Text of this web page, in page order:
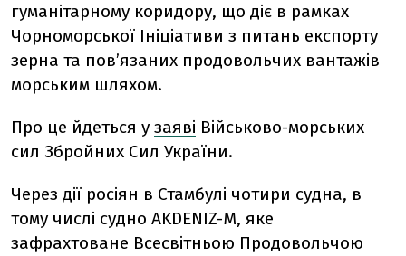
гуманітарному коридору, що діє в рамках
Чорноморської Ініціативи з питань експорту
зерна та пов’язаних продовольчих вантажів
морським шляхом.
Про це йдеться у заяві Військово-морських
сил Збройних Сил України.
Через дії росіян в Стамбулі чотири судна, в
тому числі судно AKDENIZ-M, яке
зафрахтоване Всесвітньою Продовольчою